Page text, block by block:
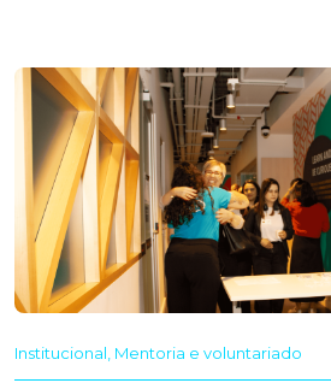
Institucional Mentoria e voluntariado